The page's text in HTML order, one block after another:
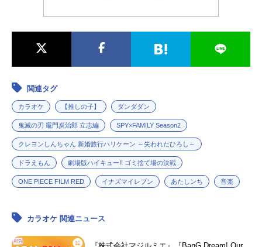
岡：沼田祐介ゆかりん：池澤春菜岩
田：神谷浩史宮嶋先生：城山堅藤
野：山口勝平ナスオ：大塚海月石
田：小桜エツ子須藤ちゃん：氷上恭
子川島：水田わさび山下：鉄炮塚葉
すももヒロシ（俳句おじさん）：岩
尾万太郎次回予告アナウンサー：萩
回～4回）、やすみ哲夫（第5回～）
関連タグ
カラオケ 【推しの子】 ダンダダン
鬼滅の刃 竈門炭治郎 立志編 SPY×FAMILY Season2
クレヨンしんちゃん 新婚旅行ハリケーン ～失われたひろし～
ドラえもん 劇場版ハイキュー!! ゴミ捨て場の決戦
ONE PIECE FILM RED イナズマイレブン あたしンち 音楽
カラオケ 関連ニュース